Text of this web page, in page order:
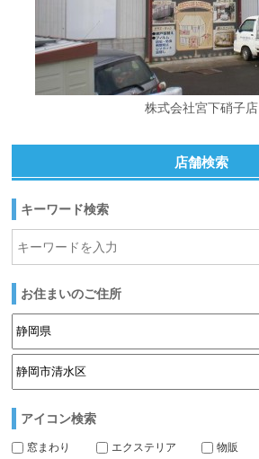
株式会社宮下硝子店
店舗検索
キーワード検索
お住まいのご住所
アイコン検索
窓まわり エクステリア 物販